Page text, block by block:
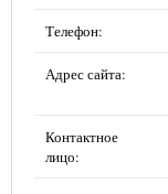
Телефон:
Адрес сайта:
Контактное
лицо: